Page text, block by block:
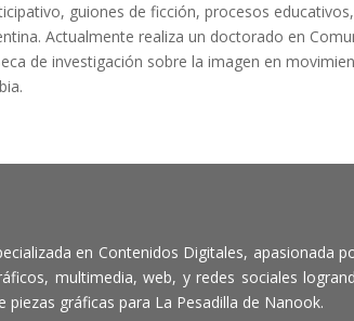
guiones de ficción, procesos
Actualmente realiza un doctorado en
de investigación sobre la imagen en
en Contenidos Digitales, apasionada
multimedia, web, y redes sociales
gráficas para La Pesadilla de Nanook.